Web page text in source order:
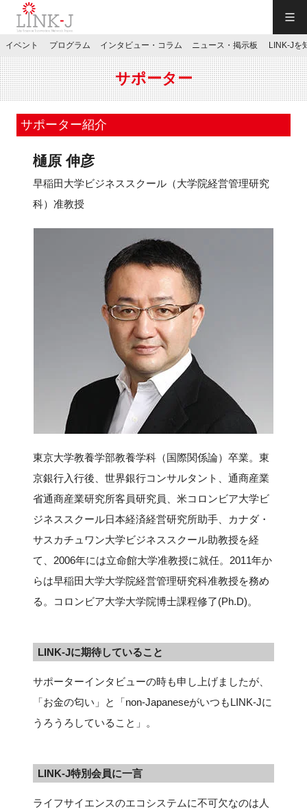
JP／EN
特別会員専用メニュー
施設ご予約
ニュース・掲示板
LINK-Jを知る
施設・アクセス
イベント プログラム インタビュー・コラム ニュース・掲示板 LINK-Jを
サポーター
サポーター紹介
樋原 伸彦
早稲田大学ビジネススクール（大学院経営管理研究
科）准教授
東京大学教養学部教養学科（国際関係論）卒業。東
京銀行入行後、世界銀行コンサルタント、通商産業
省通商産業研究所客員研究員、米コロンビア大学ビ
ジネススクール日本経済経営研究所助手、カナダ・
サスカチュワン大学ビジネススクール助教授を経
て、2006年には立命館大学准教授に就任。2011年か
らは早稲田大学大学院経営管理研究科准教授を務め
る。コロンビア大学大学院博士課程修了(Ph.D)。
LINK-Jに期待していること
サポーターインタビューの時も申し上げましたが、
「お金の匂い」と「non-JapaneseがいつもLINK-Jに
うろうろしていること」。
LINK-J特別会員に一言
ライフサイエンスのエコシステムに不可欠なのは人